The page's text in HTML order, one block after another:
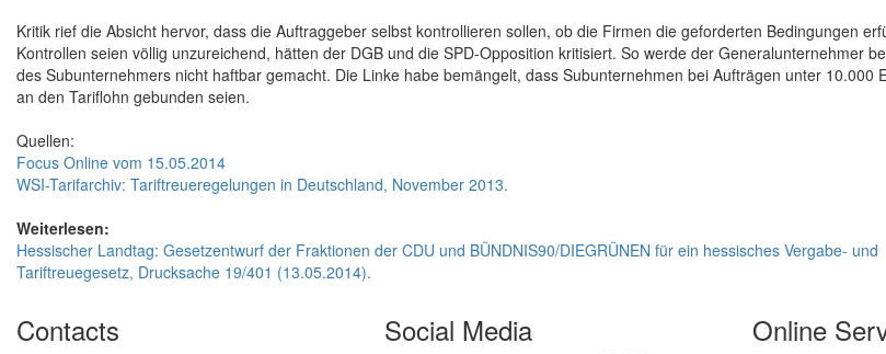
Kritik rief die Absicht hervor, dass die Auftraggeber selbst kontrollieren sollen, ob die Firmen die geforderten Bedingungen
Kontrollen seien völlig unzureichend, hätten der DGB und die SPD-Opposition kritisiert. So werde der Generalunternehmer
des Subunternehmers nicht haftbar gemacht. Die Linke habe bemängelt, dass Subunternehmen bei Aufträgen unter 10.000
an den Tariflohn gebunden seien.
Quellen:
Focus Online vom 15.05.2014
WSI-Tarifarchiv: Tariftreueregelungen in Deutschland, November 2013.
Weiterlesen:
Hessischer Landtag: Gesetzentwurf der Fraktionen der CDU und BÜNDNIS90/DIEGRÜNEN für ein hessisches Vergabe- und
Tariftreuegesetz, Drucksache 19/401 (13.05.2014).
Contacts Social Media Online